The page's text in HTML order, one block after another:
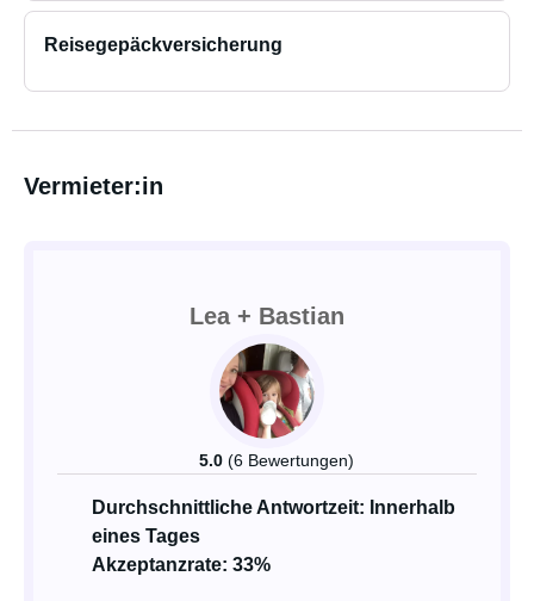
Reisegepäckversicherung
Vermieter:in
Lea + Bastian
5.0 (6 Bewertungen)
Durchschnittliche Antwortzeit: Innerhalb
eines Tages
Akzeptanzrate: 33%